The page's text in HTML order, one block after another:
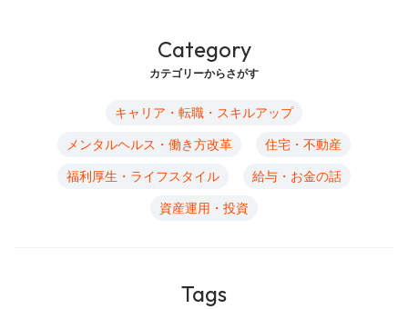
Category
カテゴリーからさがす
キャリア・転職・スキルアップ
メンタルヘルス・働き方改革 住宅・不動産
福利厚生・ライフスタイル 給与・お金の話
資産運用・投資
Tags